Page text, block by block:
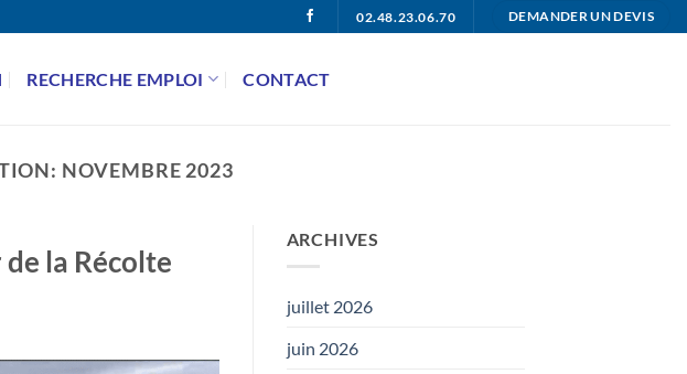
02.48.23.06.70 DEMANDER UN DEVIS
RECHERCHE EMPLOI CONTACT
NOVEMBRE 2023
de la Récolte
ARCHIVES
juillet 2026
juin 2026